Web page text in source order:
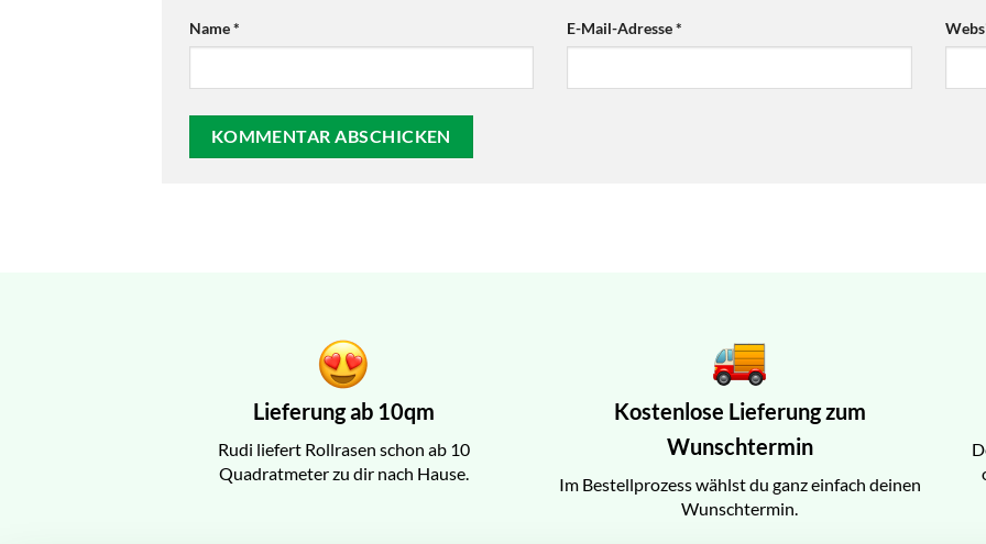
Name* E-Mail-Adresse*
Lieferung ab 10qm
Rudi liefert Rollrasen schon ab 10
Quadratmeter zu dir nach Hause.
Kostenlose Lieferung zum
Wunschtermin
Im Bestellprozess wählst du ganz einfach deinen
Wunschtermin.